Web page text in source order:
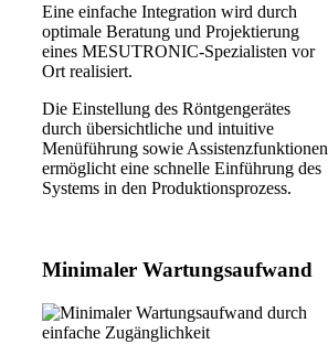
Eine einfache Integration wird durch
optimale Beratung und Projektierung
eines MESUTRONIC-Spezialisten vor
Ort realisiert.
Die Einstellung des Röntgengerätes
durch übersichtliche und intuitive
Menüführung sowie Assistenzfunktionen
ermöglicht eine schnelle Einführung des
Systems in den Produktionsprozess.
Minimaler Wartungsaufwand